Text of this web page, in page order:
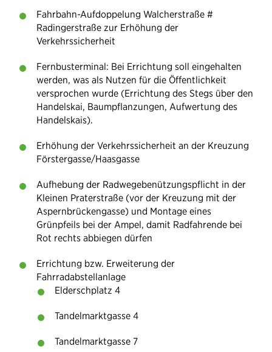
Fahrbahn-Aufdoppelung Walcherstraße #
Radingerstraße zur Erhöhung der
Verkehrssicherheit
Fernbusterminal: Bei Errichtung soll eingehalten
werden, was als Nutzen für die Öffentlichkeit
versprochen wurde (Errichtung des Stegs über den
Handelskai, Baumpflanzungen, Aufwertung des
Handelskais).
Erhöhung der Verkehrssicherheit an der Kreuzung
Förstergasse/Haasgasse
Aufhebung der Radwegebenützungspflicht in der
Kleinen Praterstraße (vor der Kreuzung mit der
Aspernbrückengasse) und Montage eines
Grünpfeils bei der Ampel, damit Radfahrende bei
Rot rechts abbiegen dürfen
Errichtung bzw. Erweiterung der
Fahrradabstellanlage
Elderschplatz 4
Tandelmarktgasse 4
Tandelmarktgasse 7